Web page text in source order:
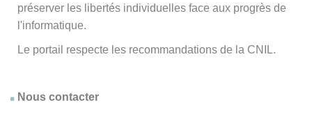
préserver les libertés individuelles face aux progrès de
l'informatique.
Le portail respecte les recommandations de la CNIL.
Nous contacter